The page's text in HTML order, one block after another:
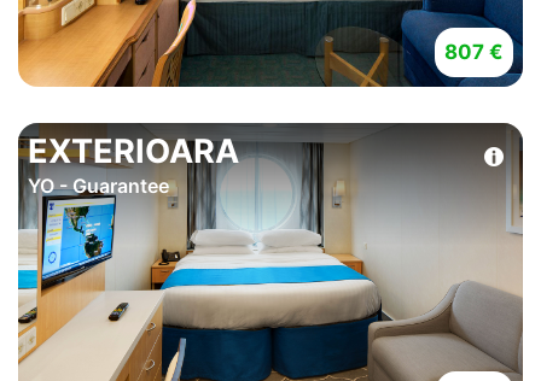
807 €
EXTERIOARA
YO - Guarantee